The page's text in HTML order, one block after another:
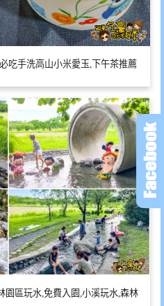
吃手洗高山小米愛玉,下午茶推薦
園區玩水,免費入園,小溪玩水,森林